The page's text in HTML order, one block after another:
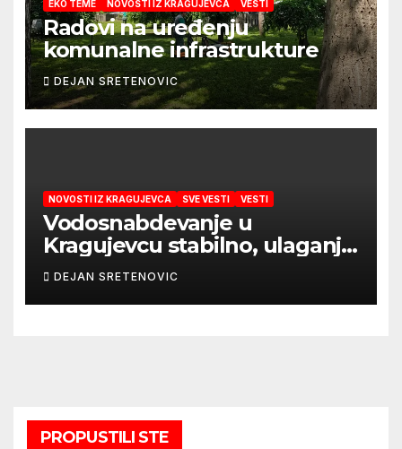
EKO TEME NOVOSTI IZ KRAGUJEVCA VESTI
Radovi na uređenju
komunalne infrastrukture
DEJAN SRETENOVIC
NOVOSTI IZ KRAGUJEVCA SVE VESTI VESTI
Vodosnabdevanje u
Kragujevcu stabilno, ulaganja
obezbedila sigurnije
snabdevanje
DEJAN SRETENOVIC
PROPUSTILI STE